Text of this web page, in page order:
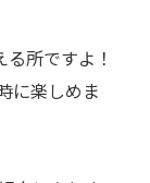
所ですよ！
に楽しめま